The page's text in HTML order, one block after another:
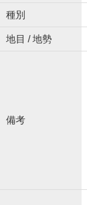
種別
地目 / 地勢
備考